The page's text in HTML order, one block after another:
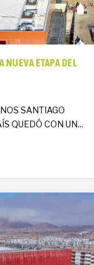
ETAPA DEL
SANTIAGO
QUEDÓ CON UN...